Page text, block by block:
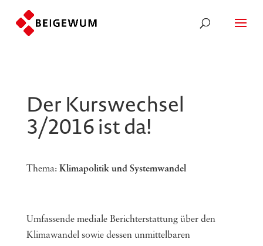
Der Kurswechsel
3/2016 ist da!
Thema: Klimapolitik und Systemwandel
Umfassende mediale Berichterstattung über den
Klimawandel sowie dessen unmittelbaren